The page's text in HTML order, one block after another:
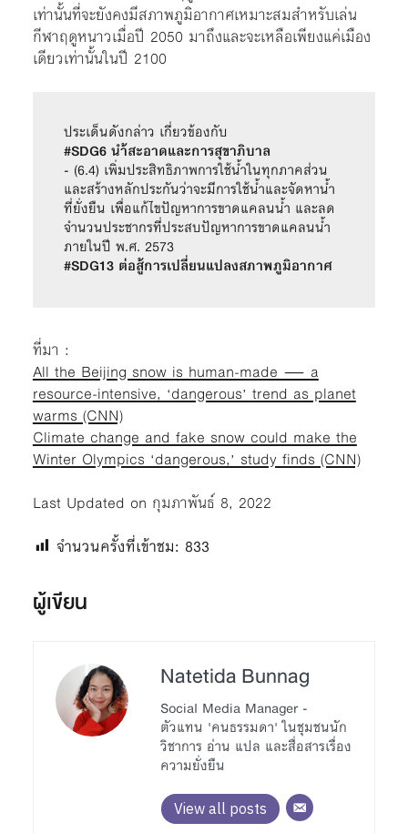
เท่านั้นที่จะยังคงมีสภาพภูมิอากาศเหมาะสมสำหรับเล่น
กีฬาฤดูหนาวเมื่อปี 2050 มาถึงและจะเหลือเพียงแค่เมือง
เดียวเท่านั้นในปี 2100
ประเด็นดังกล่าว เกี่ยวข้องกับ
#SDG6 นำ้สะอาดและการสุขาภิบาล
- (6.4) เพิ่มประสิทธิภาพการใช้น้ำในทุกภาคส่วน
และสร้างหลักประกันว่าจะมีการใช้น้ำและจัดหาน้ำ
ที่ยั่งยืน เพื่อแก้ไขปัญหาการขาดแคลนน้ำ และลด
จำนวนประชากรที่ประสบปัญหาการขาดแคลนน้ำ
ภายในปี พ.ศ. 2573
#SDG13 ต่อสู้การเปลี่ยนแปลงสภาพภูมิอากาศ
ที่มา :
All the Beijing snow is human-made — a
resource-intensive, ‘dangerous’ trend as planet
warms (CNN)
Climate change and fake snow could make the
Winter Olympics ‘dangerous,’ study finds (CNN)
Last Updated on กุมภาพันธ์ 8, 2022
จำนวนครั้งที่เข้าชม: 833
ผู้เขียน
Natetida Bunnag
Social Media Manager -
ตัวแทน 'คนธรรมดา' ในชุมชนนัก
วิชาการ อ่าน แปล และสื่อสารเรื่อง
ความยั่งยืน
View all posts